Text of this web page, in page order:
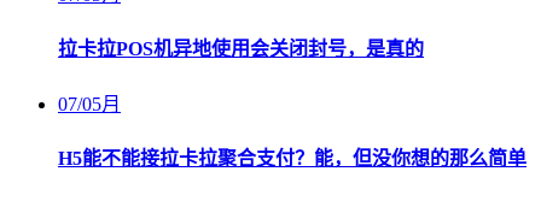
拉卡拉POS机异地使用会关闭封号，是真的
07/05月
H5能不能接拉卡拉聚合支付？能，但没你想的那么简单